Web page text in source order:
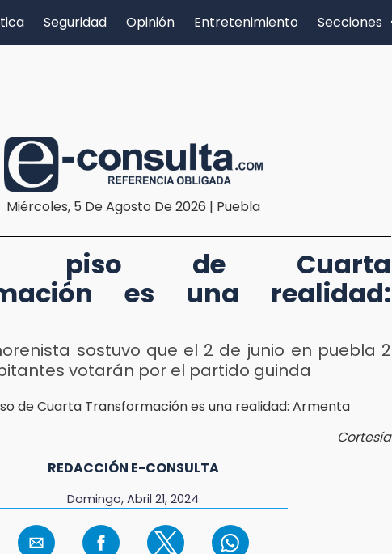
Seguridad Opinión Entretenimiento Secciones
Miércoles, 5 De Agosto De 2026 | Puebla
piso de Cuarta
es una realidad:
sostuvo que el 2 de junio en puebla 2
votarán por el partido guinda
Cortesía
REDACCIÓN E-CONSULTA
Domingo, Abril 21, 2024